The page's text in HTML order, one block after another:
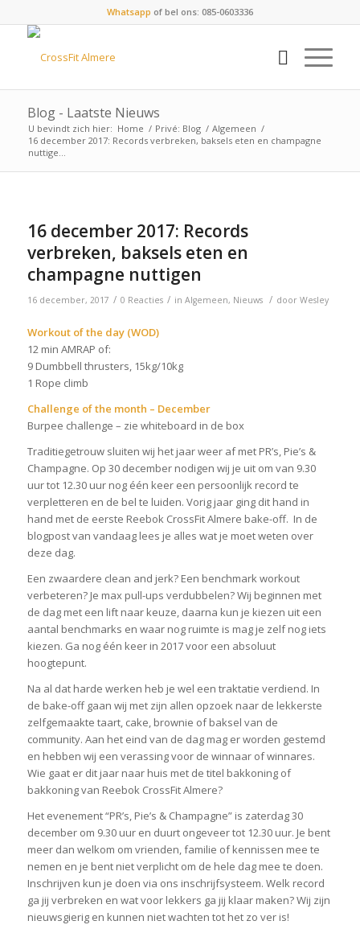
Whatsapp of bel ons: 085-0603336
Blog - Laatste Nieuws
U bevindt zich hier: Home / Privé: Blog / Algemeen /
16 december 2017: Records verbreken, baksels eten en champagne
nuttige...
16 december 2017: Records
verbreken, baksels eten en
champagne nuttigen
16 december, 2017 / 0 Reacties / in Algemeen, Nieuws / door Wesley
Workout of the day (WOD)
12 min AMRAP of:
9 Dumbbell thrusters, 15kg/10kg
1 Rope climb
Challenge of the month – December
Burpee challenge – zie whiteboard in de box
Traditiegetrouw sluiten wij het jaar weer af met PR’s, Pie’s &
Champagne. Op 30 december nodigen wij je uit om van 9.30
uur tot 12.30 uur nog één keer een persoonlijk record te
verpletteren en de bel te luiden. Vorig jaar ging dit hand in
hand met de eerste Reebok CrossFit Almere bake-off. In de
blogpost van vandaag lees je alles wat je moet weten over
deze dag.
Een zwaardere clean and jerk? Een benchmark workout
verbeteren? Je max pull-ups verdubbelen? Wij beginnen met
de dag met een lift naar keuze, daarna kun je kiezen uit een
aantal benchmarks en waar nog ruimte is mag je zelf nog iets
kiezen. Ga nog één keer in 2017 voor een absoluut
hoogtepunt.
Na al dat harde werken heb je wel een traktatie verdiend. In
de bake-off gaan wij met zijn allen opzoek naar de lekkerste
zelfgemaakte taart, cake, brownie of baksel van de
community. Aan het eind van de dag mag er worden gestemd
en hebben wij een verassing voor de winnaar of winnares.
Wie gaat er dit jaar naar huis met de titel bakkoning of
bakkoning van Reebok CrossFit Almere?
Het evenement “PR’s, Pie’s & Champagne” is zaterdag 30
december om 9.30 uur en duurt ongeveer tot 12.30 uur. Je bent
meer dan welkom om vrienden, familie of kennissen mee te
nemen en je bent niet verplicht om de hele dag mee te doen.
Inschrijven kun je doen via ons inschrijfsysteem. Welk record
ga jij verbreken en wat voor lekkers ga jij klaar maken? Wij zijn
nieuwsgierig en kunnen niet wachten tot het zo ver is!